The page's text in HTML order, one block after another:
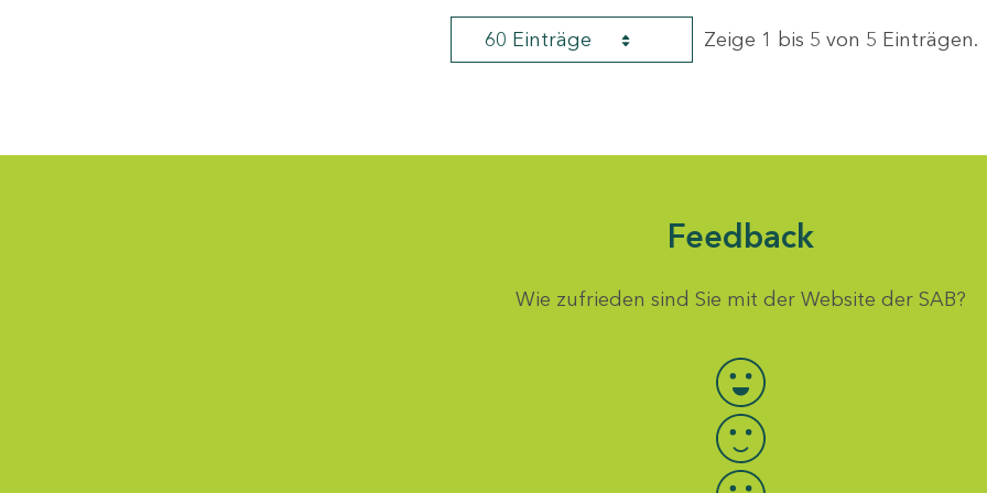
60 Einträge Zeige 1 bis 5 von 5 Einträgen.
Feedback
Wie zufrieden sind Sie mit der Website der SAB?
Bewertung auswählen